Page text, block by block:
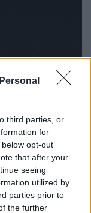
third parties, or
for
opt-out
that after your
seeing
utilized by
parties prior to
the further
a Győr Projekt
az intézkedés.